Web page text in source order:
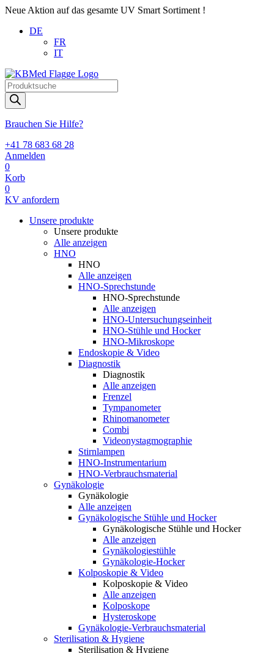
Neue Aktion auf das gesamte UV Smart Sortiment !
DE
FR
IT
Products
search
Brauchen Sie Hilfe?
+41 78 683 68 28
Anmelden
0
Korb
0
KV anfordern
Unsere produkte
Unsere produkte
Alle anzeigen
HNO
HNO
Alle anzeigen
HNO-Sprechstunde
HNO-Sprechstunde
Alle anzeigen
HNO-Untersuchungseinheit
HNO-Stühle und Hocker
HNO-Mikroskope
Endoskopie & Video
Diagnostik
Diagnostik
Alle anzeigen
Frenzel
Tympanometer
Rhinomanometer
Combi
Videonystagmographie
Stirnlampen
HNO-Instrumentarium
HNO-Verbrauchsmaterial
Gynäkologie
Gynäkologie
Alle anzeigen
Gynäkologische Stühle und Hocker
Gynäkologische Stühle und Hocker
Alle anzeigen
Gynäkologiestühle
Gynäkologie-Hocker
Kolposkopie & Video
Kolposkopie & Video
Alle anzeigen
Kolposkope
Hysteroskope
Gynäkologie-Verbrauchsmaterial
Sterilisation & Hygiene
Sterilisation & Hygiene